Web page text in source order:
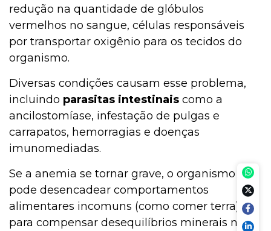
redução na quantidade de glóbulos
vermelhos no sangue, células responsáveis
por transportar oxigênio para os tecidos do
organismo.
Diversas condições causam esse problema,
incluindo parasitas intestinais como a
ancilostomíase, infestação de pulgas e
carrapatos, hemorragias e doenças
imunomediadas.
Se a anemia se tornar grave, o organismo
pode desencadear comportamentos
alimentares incomuns (como comer terra)
para compensar desequilíbrios minerais no